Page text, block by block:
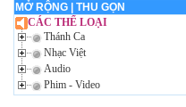
MỞ RỘNG
THU GỌN
CÁC THỂ LOẠI
Thánh Ca
Nhạc Việt
Audio
Phim - Video